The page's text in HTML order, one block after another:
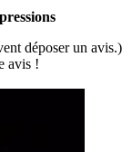
déposer un avis.)
avis !